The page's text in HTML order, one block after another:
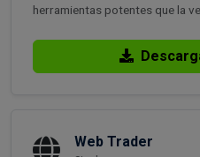
herramientas potentes que la
Web Trader